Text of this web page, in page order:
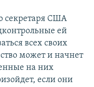
секретаря США
ей
всех своих
может и начнет
на них
если они